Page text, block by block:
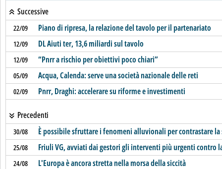
Successive
22/09 Piano di ripresa, la relazione del tavolo per il partenariato
12/09 DL Aiuti ter, 13,6 miliardi sul tavolo
12/09 “Pnrr a rischio per obiettivi poco chiari”
05/09 Acqua, Calenda: serve una società nazionale delle reti
02/09 Pnrr, Draghi: accelerare su riforme e investimenti
Precedenti
30/08 È possibile sfruttare i fenomeni alluvionali per contrastare la
25/08 Friuli VG, avviati dai gestori gli interventi più urgenti contro
24/08 L'Europa è ancora stretta nella morsa della siccità